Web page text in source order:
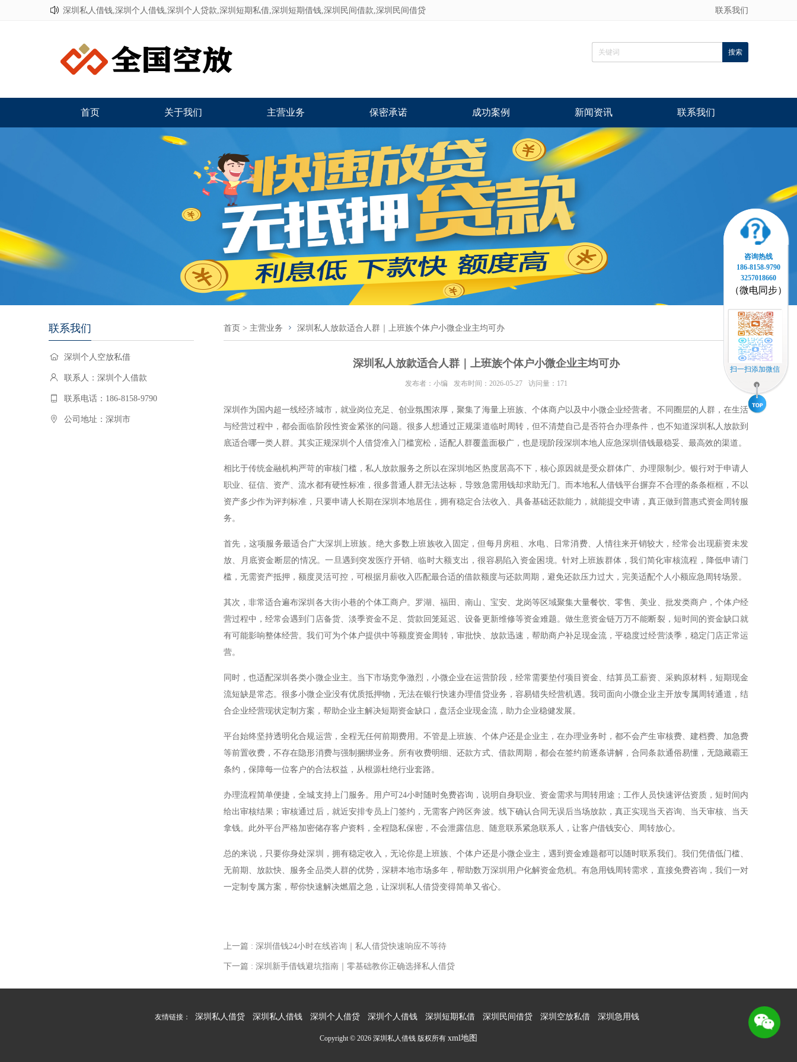
深圳私人借钱,深圳个人借钱,深圳个人贷款,深圳短期私借,深圳短期借钱,深圳民间借款,深圳民间借贷 联系我们
首页 关于我们 主营业务 保密承诺 成功案例 新闻资讯 联系我们
联系我们
深圳个人空放私借
联系人：深圳个人借款
联系电话：186-8158-9790
公司地址：深圳市
首页 > 主营业务 深圳私人放款适合人群｜上班族个体户小微企业主均可办
深圳私人放款适合人群｜上班族个体户小微企业主均可办
发布者：小编 发布时间：2026-05-27 访问量：171
深圳作为国内超一线经济城市，就业岗位充足、创业氛围浓厚，聚集了海量上班族、个体商户以及中小微企业经营者。不同圈层的人群，在生活
与经营过程中，都会面临阶段性资金紧张的问题。很多人想通过正规渠道临时周转，但不清楚自己是否符合办理条件，也不知道深圳私人放款到
底适合哪一类人群。其实正规深圳个人借贷准入门槛宽松，适配人群覆盖面极广，也是现阶段深圳本地人应急深圳借钱最稳妥、最高效的渠道。
相比于传统金融机构严苛的审核门槛，私人放款服务之所以在深圳地区热度居高不下，核心原因就是受众群体广、办理限制少。银行对于申请人
职业、征信、资产、流水都有硬性标准，很多普通人群无法达标，导致急需用钱却求助无门。而本地私人借钱平台摒弃不合理的条条框框，不以
资产多少作为评判标准，只要申请人长期在深圳本地居住，拥有稳定合法收入、具备基础还款能力，就能提交申请，真正做到普惠式资金周转服
务。
首先，这项服务最适合广大深圳上班族。绝大多数上班族收入固定，但每月房租、水电、日常消费、人情往来开销较大，经常会出现薪资未发
放、月底资金断层的情况。一旦遇到突发医疗开销、临时大额支出，很容易陷入资金困境。针对上班族群体，我们简化审核流程，降低申请门
槛，无需资产抵押，额度灵活可控，可根据月薪收入匹配最合适的借款额度与还款周期，避免还款压力过大，完美适配个人小额应急周转场景。
其次，非常适合遍布深圳各大街小巷的个体工商户。罗湖、福田、南山、宝安、龙岗等区域聚集大量餐饮、零售、美业、批发类商户，个体户经
营过程中，经常会遇到门店备货、淡季资金不足、货款回笼延迟、设备更新维修等资金难题。做生意资金链万万不能断裂，短时间的资金缺口就
有可能影响整体经营。我们可为个体户提供中等额度资金周转，审批快、放款迅速，帮助商户补足现金流，平稳度过经营淡季，稳定门店正常运
营。
同时，也适配深圳各类小微企业主。当下市场竞争激烈，小微企业在运营阶段，经常需要垫付项目资金、结算员工薪资、采购原材料，短期现金
流短缺是常态。很多小微企业没有优质抵押物，无法在银行快速办理借贷业务，容易错失经营机遇。我司面向小微企业主开放专属周转通道，结
合企业经营现状定制方案，帮助企业主解决短期资金缺口，盘活企业现金流，助力企业稳健发展。
平台始终坚持透明化合规运营，全程无任何前期费用。不管是上班族、个体户还是企业主，在办理业务时，都不会产生审核费、建档费、加急费
等前置收费，不存在隐形消费与强制捆绑业务。所有收费明细、还款方式、借款周期，都会在签约前逐条讲解，合同条款通俗易懂，无隐藏霸王
条约，保障每一位客户的合法权益，从根源杜绝行业套路。
办理流程简单便捷，全城支持上门服务。用户可24小时随时免费咨询，说明自身职业、资金需求与周转用途；工作人员快速评估资质，短时间内
给出审核结果；审核通过后，就近安排专员上门签约，无需客户跨区奔波。线下确认合同无误后当场放款，真正实现当天咨询、当天审核、当天
拿钱。此外平台严格加密储存客户资料，全程隐私保密，不会泄露信息、随意联系紧急联系人，让客户借钱安心、周转放心。
总的来说，只要你身处深圳，拥有稳定收入，无论你是上班族、个体户还是小微企业主，遇到资金难题都可以随时联系我们。我们凭借低门槛、
无前期、放款快、服务全品类人群的优势，深耕本地市场多年，帮助数万深圳用户化解资金危机。有急用钱周转需求，直接免费咨询，我们一对
一定制专属方案，帮你快速解决燃眉之急，让深圳私人借贷变得简单又省心。
上一篇 : 深圳借钱24小时在线咨询｜私人借贷快速响应不等待
下一篇 : 深圳新手借钱避坑指南｜零基础教你正确选择私人借贷
友情链接： 深圳私人借贷 深圳私人借钱 深圳个人借贷 深圳个人借钱 深圳短期私借 深圳民间借贷 深圳空放私借 深圳急用钱
Copyright © 2026 深圳私人借钱 版权所有 xml地图
咨询热线
186-8158-9790
3257018660
（微电同步）
扫一扫添加微信